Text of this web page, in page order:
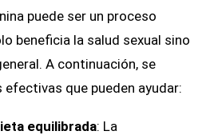
puede ser un proceso
beneficia la salud sexual sino
A continuación, se
que pueden ayudar:
equilibrada: La